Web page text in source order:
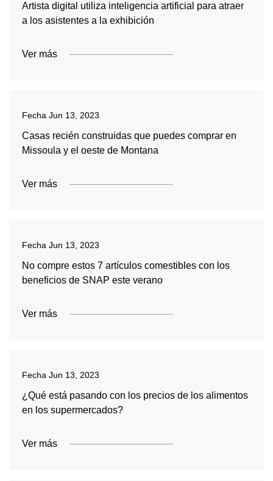
Artista digital utiliza inteligencia artificial para atraer
a los asistentes a la exhibición
Ver más
Fecha Jun 13, 2023
Casas recién construidas que puedes comprar en
Missoula y el oeste de Montana
Ver más
Fecha Jun 13, 2023
No compre estos 7 artículos comestibles con los
beneficios de SNAP este verano
Ver más
Fecha Jun 13, 2023
¿Qué está pasando con los precios de los alimentos
en los supermercados?
Ver más